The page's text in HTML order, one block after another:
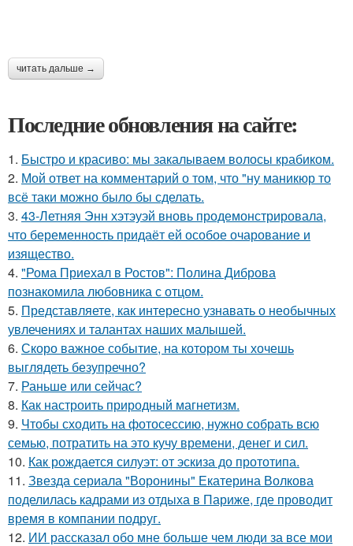
читать дальше →
Последние обновления на сайте:
1. Быстро и красиво: мы закалываем волосы крабиком.
2. Мой ответ на комментарий о том, что "ну маникюр то
всё таки можно было бы сделать.
3. 43-Летняя Энн хэтэуэй вновь продемонстрировала,
что беременность придаёт ей особое очарование и
изящество.
4. "Рома Приехал в Ростов": Полина Диброва
познакомила любовника с отцом.
5. Представляете, как интересно узнавать о необычных
увлечениях и талантах наших малышей.
6. Скоро важное событие, на котором ты хочешь
выглядеть безупречно?
7. Раньше или сейчас?
8. Как настроить природный магнетизм.
9. Чтобы сходить на фотосессию, нужно собрать всю
семью, потратить на это кучу времени, денег и сил.
10. Как рождается силуэт: от эскиза до прототипа.
11. Звезда сериала "Воронины" Екатерина Волкова
поделилась кадрами из отдыха в Париже, где проводит
время в компании подруг.
12. ИИ рассказал обо мне больше чем люди за все мои